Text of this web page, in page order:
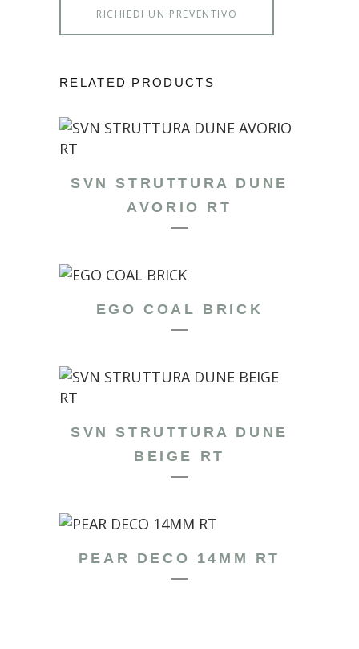
RICHIEDI UN PREVENTIVO
RELATED PRODUCTS
SVN STRUTTURA DUNE
AVORIO RT
EGO COAL BRICK
SVN STRUTTURA DUNE
BEIGE RT
PEAR DECO 14MM RT